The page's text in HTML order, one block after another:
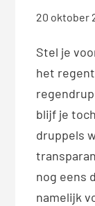
20 oktober
Stel je
het
blijf je
druppels
nog eens
namelijk